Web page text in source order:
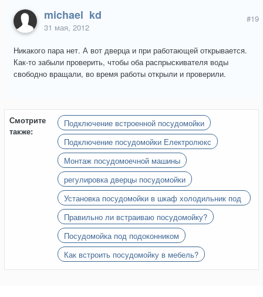
michael_kd
31 мая, 2012
#19
Никакого пара нет. А вот дверца и при работающей открывается.
Как-то забыли проверить, чтобы оба распрыскивателя воды
свободно вращали, во время работы открыли и проверили.
Смотрите
также:
Подключение встроенной посудомойки
Подключение посудомойки Електролюкс
Монтаж посудомоечной машины
регулировка дверцы посудомойки
Установка посудомойки в шкаф холодильник под
подоконник
Правильно ли встраиваю посудомойку?
Посудомойка под подоконником
Как встроить посудомойку в мебель?